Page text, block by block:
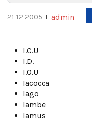
21 12 2005 admin
I.C.U
I.D.
I.O.U
Iacocca
Iago
Iambe
Iamus